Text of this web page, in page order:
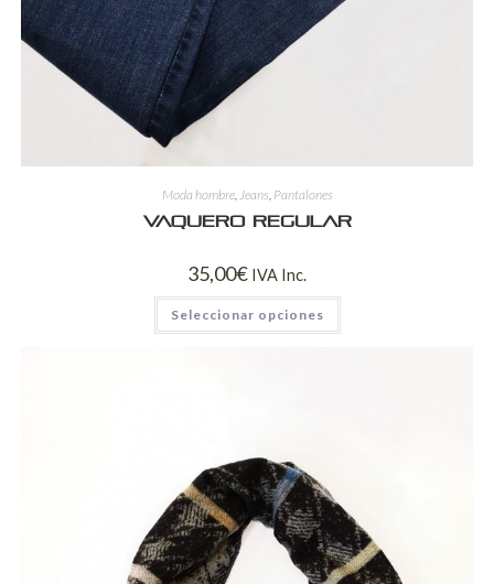
Moda hombre, Jeans Pantalones
Vaquero regular
35,00€ IVA Inc.
Seleccionar opciones